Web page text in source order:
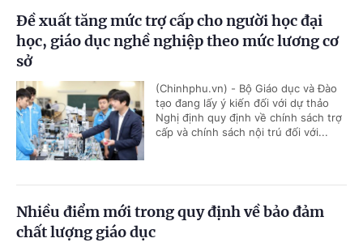
Đề xuất tăng mức trợ cấp cho người học đại
học, giáo dục nghề nghiệp theo mức lương cơ
sở
(Chinhphu.vn) - Bộ Giáo dục và Đào
tạo đang lấy ý kiến đối với dự thảo
Nghị định quy định về chính sách trợ
cấp và chính sách nội trú đối với...
Nhiều điểm mới trong quy định về bảo đảm
chất lượng giáo dục